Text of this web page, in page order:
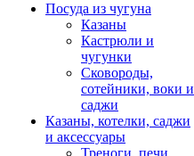
Посуда из чугуна
Казаны
Кастрюли и
чугунки
Сковороды,
сотейники, воки и
саджи
Казаны, котелки, саджи
и аксессуары
Треноги, печи,